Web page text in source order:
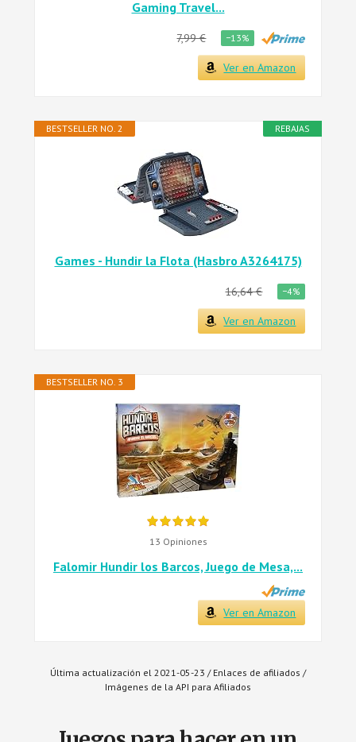
Gaming Travel...
7,99 € −13%
Ver en Amazon
REBAJAS
BESTSELLER NO. 2
Games - Hundir la Flota (Hasbro A3264175)
16,64 € −4%
Ver en Amazon
BESTSELLER NO. 3
13 Opiniones
Falomir Hundir los Barcos, Juego de Mesa,...
Ver en Amazon
Última actualización el 2021-05-23 / Enlaces de afiliados /
Imágenes de la API para Afiliados